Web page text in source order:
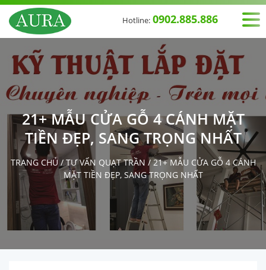
Hotline: 0902.885.886
21+ MẪU CỬA GỖ 4 CÁNH MẶT
TIỀN ĐẸP, SANG TRỌNG NHẤT
TRANG CHỦ/TƯ VẤN QUẠT TRẦN /21+ MẪU CỬA GỖ 4 CÁNH
MẶT TIỀN ĐẸP, SANG TRỌNG NHẤT